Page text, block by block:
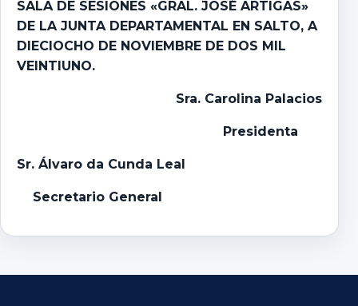
SALA DE SESIONES «GRAL. JOSÉ ARTIGAS»
DE LA JUNTA DEPARTAMENTAL EN SALTO, A
DIECIOCHO DE NOVIEMBRE DE DOS MIL
VEINTIUNO.
Sra. Carolina Palacios
Presidenta
Sr. Álvaro da Cunda Leal
Secretario General